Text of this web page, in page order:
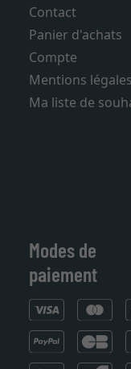
Contact
Panier d'achats
Compte
Mentions légales
Ma liste de
Modes de
paiement